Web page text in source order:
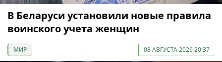
В Беларуси установили новые правила
воинского учета женщин
МИР 08 АВГУСТА 2026 20:37